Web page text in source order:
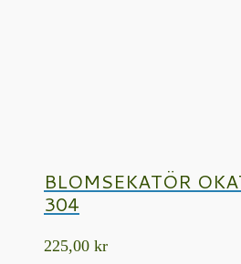
BLOMSEKATÖR
304
225,00 kr